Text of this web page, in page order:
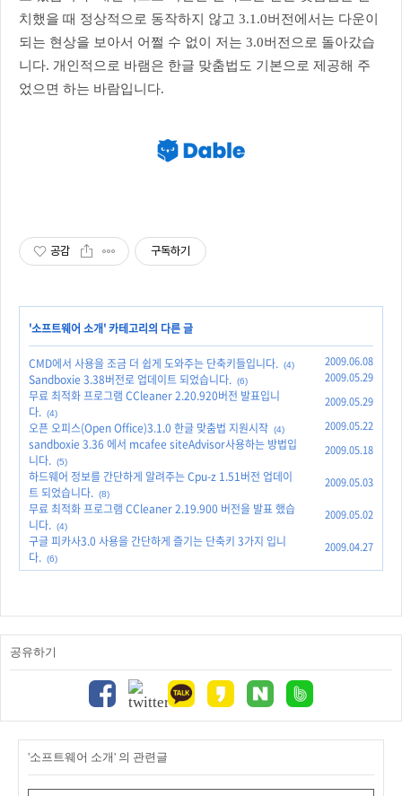
치했을 때 정상적으로 동작하지 않고 3.1.0버전에서는 다운이
되는 현상을 보아서 어쩔 수 없이 저는 3.0버전으로 돌아갔습
니다. 개인적으로 바램은 한글 맞춤법도 기본으로 제공해 주
었으면 하는 바람입니다.
공감 구독하기
'소프트웨어 소개' 카테고리의 다른 글
CMD에서 사용을 조금 더 쉽게 도와주는 단축키들입니다. (4) 2009.06.08
Sandboxie 3.38버전로 업데이트 되었습니다. (6) 2009.05.29
무료 최적화 프로그램 CCleaner 2.20.920버전 발표입니
다. (4)
2009.05.29
오픈 오피스(Open Office)3.1.0 한글 맞춤법 지원시작 (4) 2009.05.22
sandboxie 3.36 에서 mcafee siteAdvisor사용하는 방법입
니다. (5)
2009.05.18
하드웨어 정보를 간단하게 알려주는 Cpu-z 1.51버전 업데이
트 되었습니다. (8)
2009.05.03
무료 최적화 프로그램 CCleaner 2.19.900 버전을 발표 했습
니다. (4)
2009.05.02
구글 피카사3.0 사용을 간단하게 즐기는 단축키 3가지 입니
다. (6)
2009.04.27
공유하기
'소프트웨어 소개' 의 관련글